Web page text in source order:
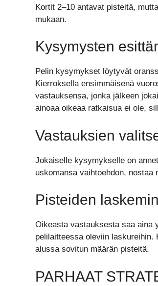
Kortit 2–10 antavat pisteitä,
mukaan.
Kysymysten
Pelin kysymykset löytyvät
Kierroksella ensimmäisenä
vastauksensa, jonka jälkeen
ainoaa oikeaa ratkaisua ei ole,
Vastauksien
Jokaiselle kysymykselle on
uskomansa vaihtoehdon,
Pisteiden
Oikeasta vastauksesta saa aina
pelilaitteessa oleviin laskureihin.
alussa sovitun määrän pisteitä.
PARHAAT